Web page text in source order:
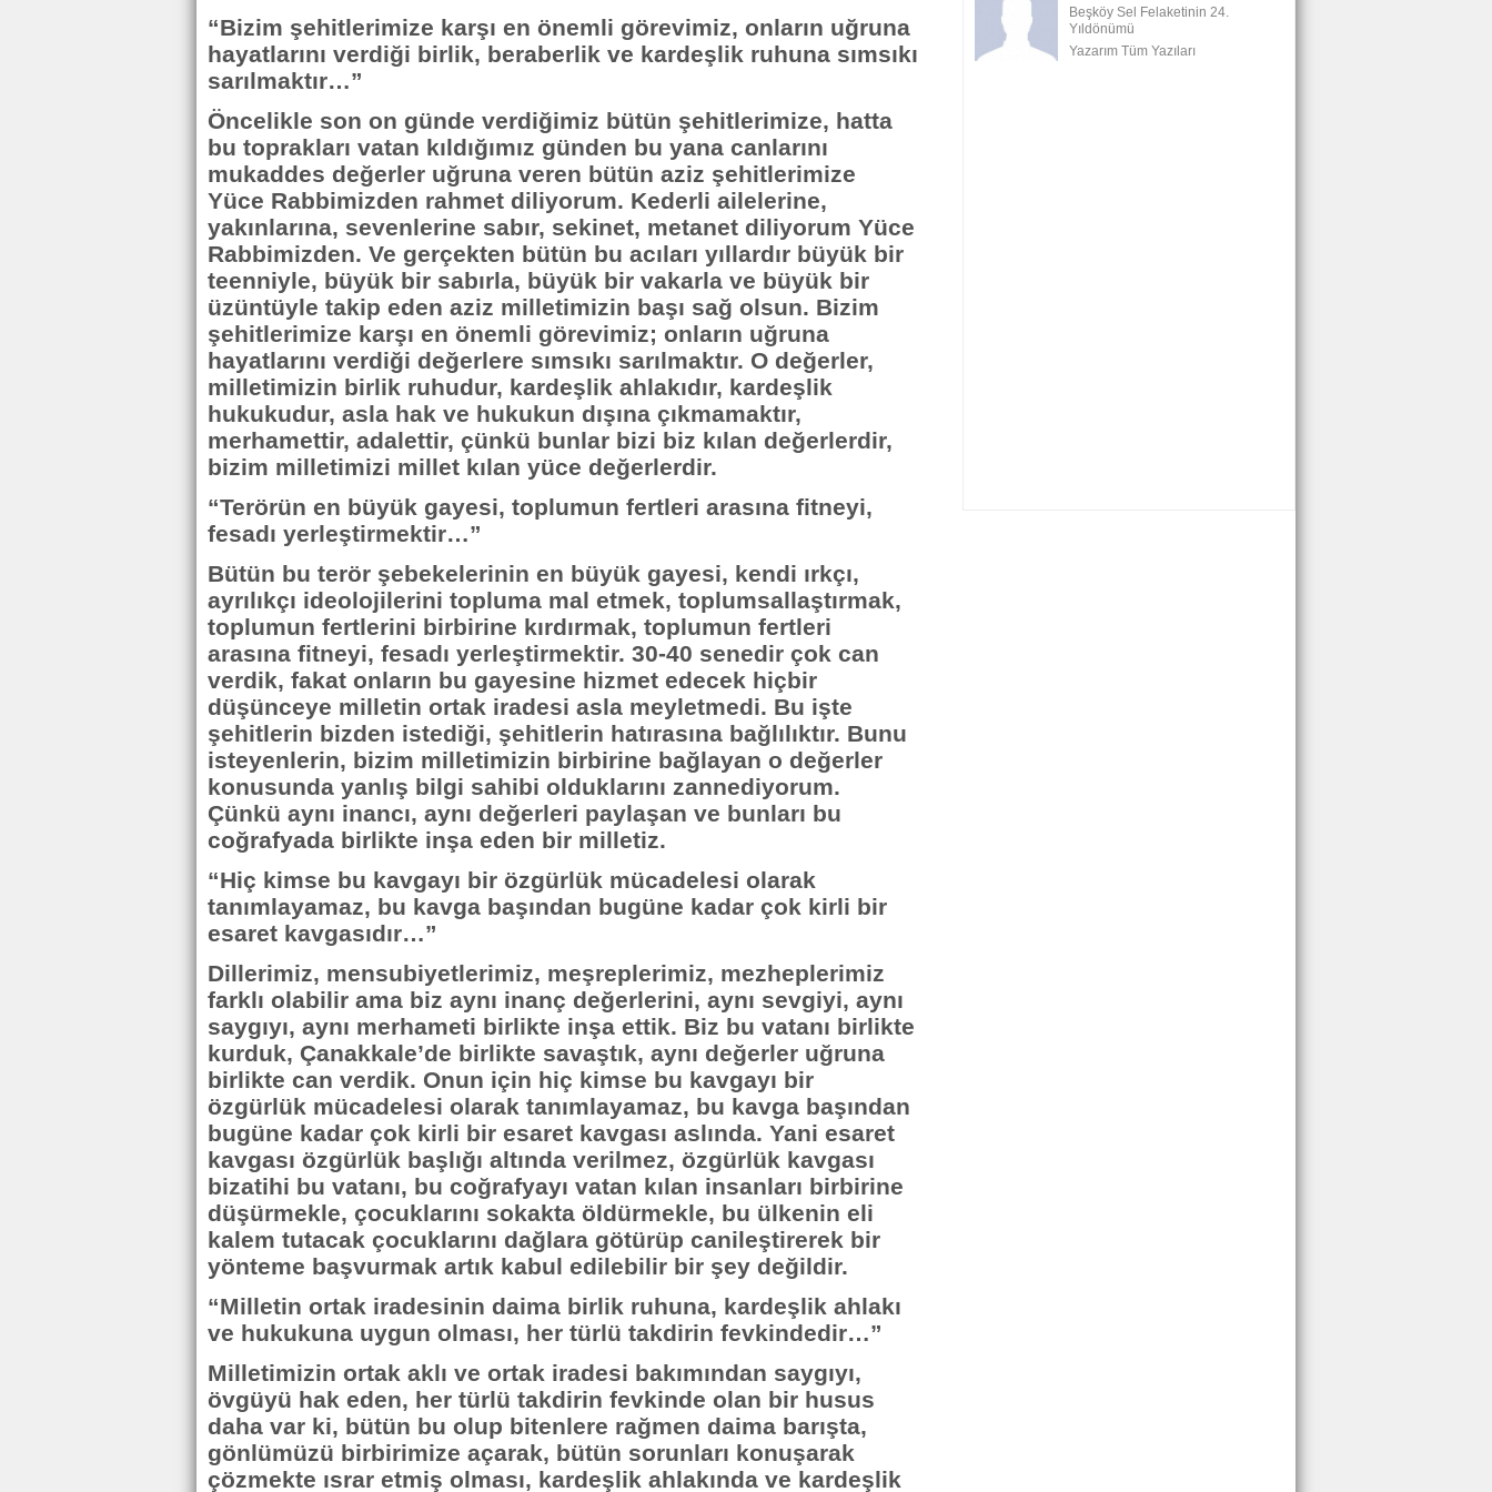
“Bizim şehitlerimize karşı en önemli görevimiz, onların uğruna
hayatlarını verdiği birlik, beraberlik ve kardeşlik ruhuna sımsıkı
sarılmaktır…”
Öncelikle son on günde verdiğimiz bütün şehitlerimize, hatta
bu toprakları vatan kıldığımız günden bu yana canlarını
mukaddes değerler uğruna veren bütün aziz şehitlerimize
Yüce Rabbimizden rahmet diliyorum. Kederli ailelerine,
yakınlarına, sevenlerine sabır, sekinet, metanet diliyorum Yüce
Rabbimizden. Ve gerçekten bütün bu acıları yıllardır büyük bir
teenniyle, büyük bir sabırla, büyük bir vakarla ve büyük bir
üzüntüyle takip eden aziz milletimizin başı sağ olsun. Bizim
şehitlerimize karşı en önemli görevimiz; onların uğruna
hayatlarını verdiği değerlere sımsıkı sarılmaktır. O değerler,
milletimizin birlik ruhudur, kardeşlik ahlakıdır, kardeşlik
hukukudur, asla hak ve hukukun dışına çıkmamaktır,
merhamettir, adalettir, çünkü bunlar bizi biz kılan değerlerdir,
bizim milletimizi millet kılan yüce değerlerdir.
“Terörün en büyük gayesi, toplumun fertleri arasına fitneyi,
fesadı yerleştirmektir…”
Bütün bu terör şebekelerinin en büyük gayesi, kendi ırkçı,
ayrılıkçı ideolojilerini topluma mal etmek, toplumsallaştırmak,
toplumun fertlerini birbirine kırdırmak, toplumun fertleri
arasına fitneyi, fesadı yerleştirmektir. 30-40 senedir çok can
verdik, fakat onların bu gayesine hizmet edecek hiçbir
düşünceye milletin ortak iradesi asla meyletmedi. Bu işte
şehitlerin bizden istediği, şehitlerin hatırasına bağlılıktır. Bunu
isteyenlerin, bizim milletimizin birbirine bağlayan o değerler
konusunda yanlış bilgi sahibi olduklarını zannediyorum.
Çünkü aynı inancı, aynı değerleri paylaşan ve bunları bu
coğrafyada birlikte inşa eden bir milletiz.
“Hiç kimse bu kavgayı bir özgürlük mücadelesi olarak
tanımlayamaz, bu kavga başından bugüne kadar çok kirli bir
esaret kavgasıdır…”
Dillerimiz, mensubiyetlerimiz, meşreplerimiz, mezheplerimiz
farklı olabilir ama biz aynı inanç değerlerini, aynı sevgiyi, aynı
saygıyı, aynı merhameti birlikte inşa ettik. Biz bu vatanı birlikte
kurduk, Çanakkale’de birlikte savaştık, aynı değerler uğruna
birlikte can verdik. Onun için hiç kimse bu kavgayı bir
özgürlük mücadelesi olarak tanımlayamaz, bu kavga başından
bugüne kadar çok kirli bir esaret kavgası aslında. Yani esaret
kavgası özgürlük başlığı altında verilmez, özgürlük kavgası
bizatihi bu vatanı, bu coğrafyayı vatan kılan insanları birbirine
düşürmekle, çocuklarını sokakta öldürmekle, bu ülkenin eli
kalem tutacak çocuklarını dağlara götürüp canileştirerek bir
yönteme başvurmak artık kabul edilebilir bir şey değildir.
“Milletin ortak iradesinin daima birlik ruhuna, kardeşlik ahlakı
ve hukukuna uygun olması, her türlü takdirin fevkindedir…”
Milletimizin ortak aklı ve ortak iradesi bakımından saygıyı,
övgüyü hak eden, her türlü takdirin fevkinde olan bir husus
daha var ki, bütün bu olup bitenlere rağmen daima barışta,
gönlümüzü birbirimize açarak, bütün sorunları konuşarak
çözmekte ısrar etmiş olması, kardeşlik ahlakında ve kardeşlik
Beşköy Sel Felaketinin 24.
Yıldönümü
Yazarım Tüm Yazıları